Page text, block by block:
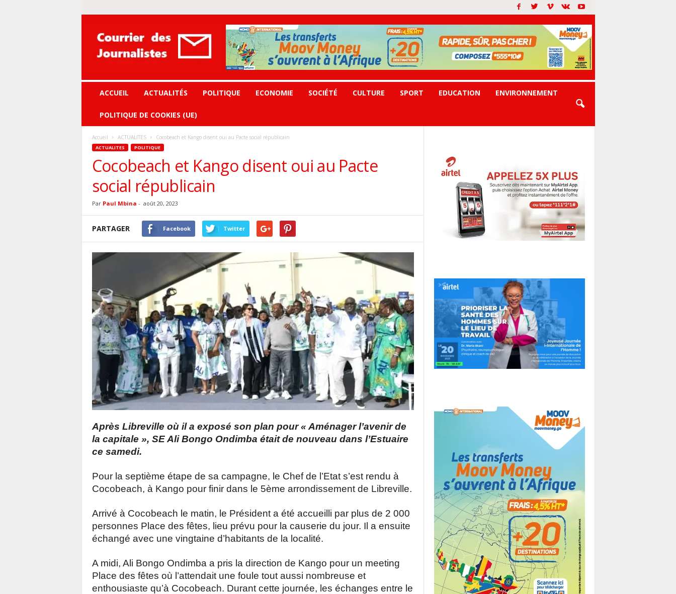
journalistes
ACCUEIL ACTUALITÉS POLITIQUE ECONOMIE SOCIÉTÉ CULTURE SPORT EDUCATION ENVIRONNEMENT
POLITIQUE DE COOKIES (UE)
Accueil ACTUALITES Cocobeach et Kango disent oui au Pacte social républicain
ACTUALITES POLITIQUE
Cocobeach et Kango disent oui au Pacte
social républicain
Par Paul Mbina - août 20, 2023
PARTAGER Facebook Twitter
Après Libreville où il a exposé son plan pour « Aménager l’avenir de
la capitale », SE Ali Bongo Ondimba était de nouveau dans l’Estuaire
ce samedi.
Pour la septième étape de sa campagne, le Chef de l’Etat s’est rendu à
Cocobeach, à Kango pour finir dans le 5ème arrondissement de Libreville.
Arrivé à Cocobeach le matin, le Président a été accueilli par plus de 2 000
personnes Place des fêtes, lieu prévu pour la causerie du jour. Il a ensuite
échangé avec une vingtaine d’habitants de la localité.
A midi, Ali Bongo Ondimba a pris la direction de Kango pour un meeting
Place des fêtes où l’attendait une foule tout aussi nombreuse et
enthousiaste qu’à Cocobeach. Durant cette journée, les échanges entre le